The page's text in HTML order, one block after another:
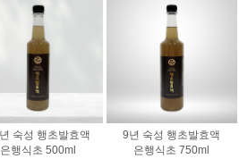
숙성 행초발효액
은행식초 500ml
9년 숙성 행초발효액
은행식초 750ml